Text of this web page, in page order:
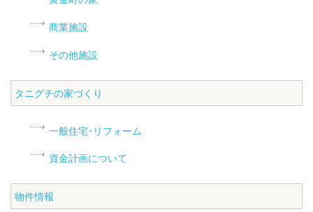
商業施設
その他施設
タニグチの家づくり
一般住宅･リフォーム
資金計画について
物件情報